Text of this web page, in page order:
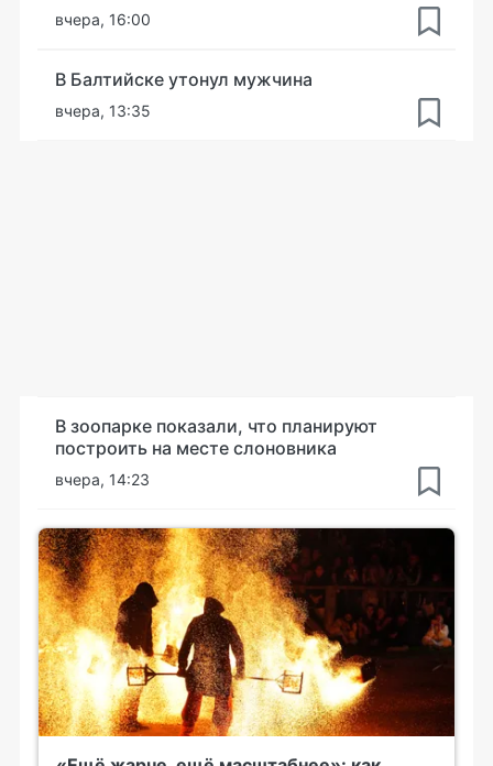
вчера, 16:00
В Балтийске утонул мужчина
вчера, 13:35
В зоопарке показали, что планируют
построить на месте слоновника
вчера, 14:23